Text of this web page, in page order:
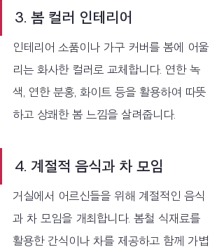
3. 봄 컬러 인테리어
인테리어 소품이나 가구 커버를 봄에 어울
리는 화사한 컬러로 교체합니다. 연한 녹
색, 연한 분홍, 화이트 등을 활용하여 따뜻
하고 상쾌한 봄 느낌을 살려줍니다.
4. 계절적 음식과 차 모임
거실에서 어르신들을 위해 계절적인 음식
과 차 모임을 개최합니다. 봄철 식재료를
활용한 간식이나 차를 제공하고 함께 가볍